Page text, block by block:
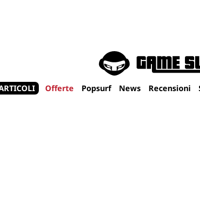
Offerte Popsurf News Recensioni